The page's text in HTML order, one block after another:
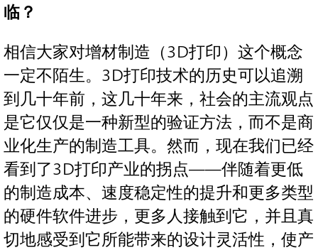
临？
相信大家对增材制造（3D打印）这个概念
一定不陌生。3D打印技术的历史可以追溯
到几十年前，这几十年来，社会的主流观点
是它仅仅是一种新型的验证方法，而不是商
业化生产的制造工具。然而，现在我们已经
看到了3D打印产业的拐点——伴随着更低
的制造成本、速度稳定性的提升和更多类型
的硬件软件进步，更多人接触到它，并且真
切地感受到它所能带来的设计灵活性，使产